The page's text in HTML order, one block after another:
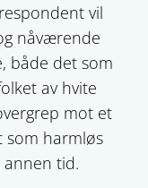
vil
nåværende
både det som
av hvite
mot et
som harmløs
tid.